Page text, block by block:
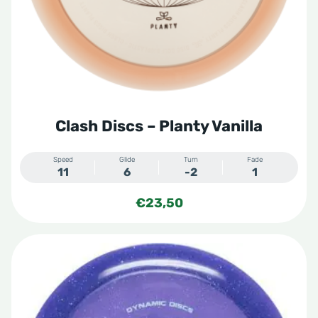
Clash Discs – Planty Vanilla
Speed
11
Glide
6
Turn
-2
Fade
1
€23,50
gekozen
worden
product
heeft